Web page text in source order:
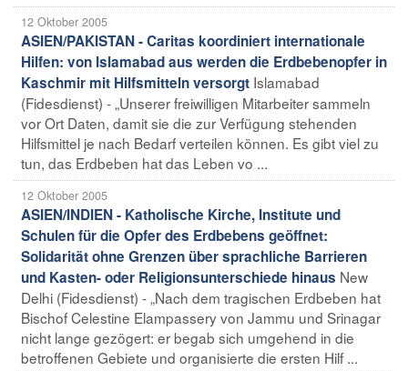
12 Oktober 2005
ASIEN/PAKISTAN - Caritas koordiniert internationale
Hilfen: von Islamabad aus werden die Erdbebenopfer in
Kaschmir mit Hilfsmitteln versorgt Islamabad
(Fidesdienst) - „Unserer freiwilligen Mitarbeiter sammeln
vor Ort Daten, damit sie die zur Verfügung stehenden
Hilfsmittel je nach Bedarf verteilen können. Es gibt viel zu
tun, das Erdbeben hat das Leben vo ...
12 Oktober 2005
ASIEN/INDIEN - Katholische Kirche, Institute und
Schulen für die Opfer des Erdbebens geöffnet:
Solidarität ohne Grenzen über sprachliche Barrieren
und Kasten- oder Religionsunterschiede hinaus New
Delhi (Fidesdienst) - „Nach dem tragischen Erdbeben hat
Bischof Celestine Elampassery von Jammu und Srinagar
nicht lange gezögert: er begab sich umgehend in die
betroffenen Gebiete und organisierte die ersten Hilf ...